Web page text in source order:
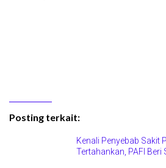
Posting terkait:
Kenali Penyebab Sakit
Tertahankan, PAFI